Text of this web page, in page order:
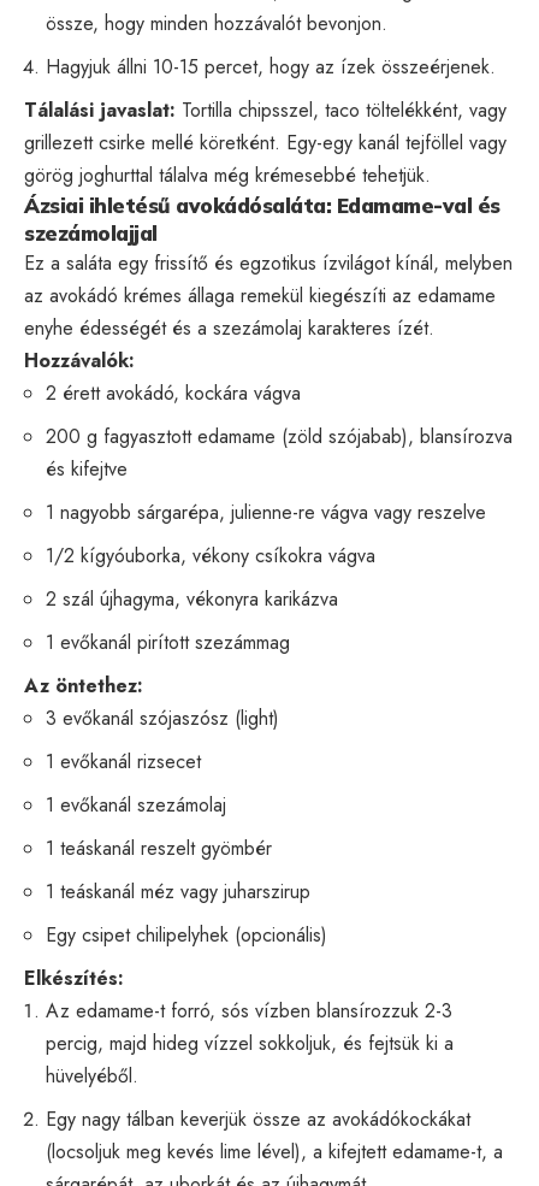
össze, hogy minden hozzávalót bevonjon.
Hagyjuk állni 10-15 percet, hogy az ízek összeérjenek.
Tálalási javaslat: Tortilla chipsszel, taco töltelékként, vagy
grillezett csirke mellé köretként. Egy-egy kanál tejföllel vagy
görög joghurttal tálalva még krémesebbé tehetjük.
Ázsiai ihletésű avokádósaláta: Edamame-val és
szezámolajjal
Ez a saláta egy frissítő és egzotikus ízvilágot kínál, melyben
az avokádó krémes állaga remekül kiegészíti az edamame
enyhe édességét és a szezámolaj karakteres ízét.
Hozzávalók:
2 érett avokádó, kockára vágva
200 g fagyasztott edamame (zöld szójabab), blansírozva
és kifejtve
1 nagyobb sárgarépa, julienne-re vágva vagy reszelve
1/2 kígyóuborka, vékony csíkokra vágva
2 szál újhagyma, vékonyra karikázva
1 evőkanál pirított szezámmag
Az öntethez:
3 evőkanál szójaszósz (light)
1 evőkanál rizsecet
1 evőkanál szezámolaj
1 teáskanál reszelt gyömbér
1 teáskanál méz vagy juharszirup
Egy csipet chilipelyhek (opcionális)
Elkészítés:
Az edamame-t forró, sós vízben blansírozzuk 2-3
percig, majd hideg vízzel sokkoljuk, és fejtsük ki a
hüvelyéből.
Egy nagy tálban keverjük össze az avokádókockákat
(locsoljuk meg kevés lime lével), a kifejtett edamame-t, a